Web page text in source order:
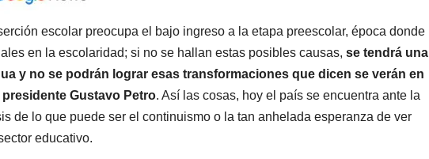
escolar preocupa el bajo ingreso a la etapa preescolar, época donde
en la escolaridad; si no se hallan estas posibles causas, se tendrá una
y no se podrán lograr esas transformaciones que dicen se verán en
Gustavo Petro. Así las cosas, hoy el país se encuentra ante la
de lo que puede ser el continuismo o la tan anhelada esperanza de ver
educativo.